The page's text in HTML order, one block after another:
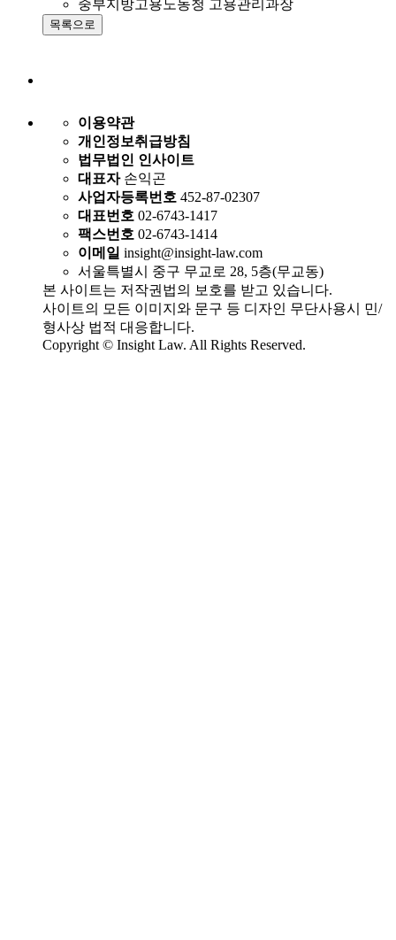
중부지방고용노동청 고용관리과장
이용약관
개인정보취급방침
법무법인 인사이트
대표자손익곤
사업자등록번호 452-87-02307
대표번호 02-6743-1417
팩스번호 02-6743-1414
이메일 insight@insight-law.com
서울특별시 중구 무교로 28, 5층(무교동)
본 사이트는 저작권법의 보호를 받고 있습니다.
사이트의 모든 이미지와 문구 등 디자인 무단사용시 민/
형사상 법적 대응합니다.
Copyright © Insight Law. All Rights Reserved.